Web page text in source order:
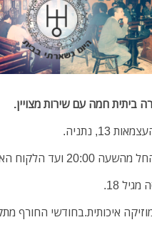
ביתית חמה עם שירות מצויין.
13, נתניה.
20:00 ועד הלקוח האחרון.
18.
איכותית.בחודשי החורף